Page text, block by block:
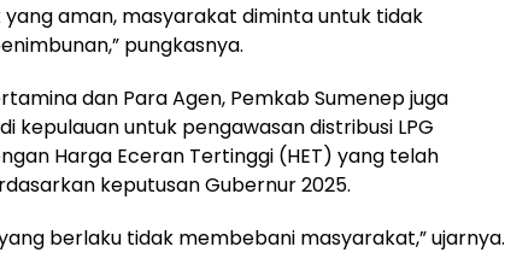
aman, masyarakat diminta untuk tidak
pungkasnya.
dan Para Agen, Pemkab Sumenep juga
kepulauan untuk pengawasan distribusi LPG
Harga Eceran Tertinggi (HET) yang telah
keputusan Gubernur 2025.
berlaku tidak membebani masyarakat,” ujarnya.